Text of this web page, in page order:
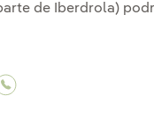
de Iberdrola)
Nos sumamos al
Nos sumamos al
Nos